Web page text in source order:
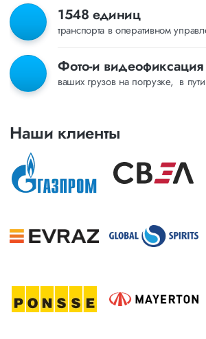
1548 единиц
транспорта в оперативном
Фото-и видеофиксация
ваших грузов на погрузке, в
Наши клиенты